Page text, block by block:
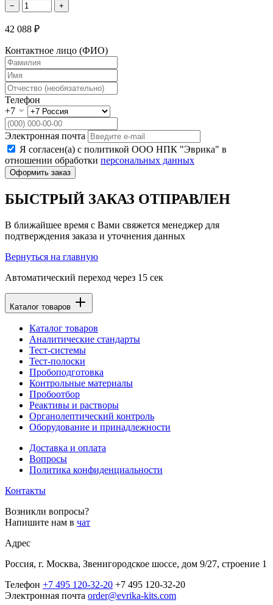
−
+
42 088 ₽
Контактное лицо (ФИО)
Телефон
+7
Электронная почта
Я согласен(а) с политикой ООО НПК "Эврика" в
отношении обработки персональных данных
Оформить заказ
БЫСТРЫЙ ЗАКАЗ ОТПРАВЛЕН
В ближайшее время с Вами свяжется менеджер для
подтверждения заказа и уточнения данных
Вернуться на главную
Автоматический переход через 15 сек
Каталог товаров
Каталог товаров
Аналитические стандарты
Тест-системы
Тест-полоски
Пробоподготовка
Контрольные материалы
Пробоотбор
Реактивы и растворы
Органолептический контроль
Оборудование и принадлежности
Доставка и оплата
Вопросы
Политика конфиденциальности
Контакты
Возникли вопросы?
Напишите нам в чат
Адрес
Россия, г. Москва, Звенигородское шоссе, дом 9/27, строение 1
Телефон +7 495 120-32-20 +7 495 120-32-20
Электронная почта order@evrika-kits.com